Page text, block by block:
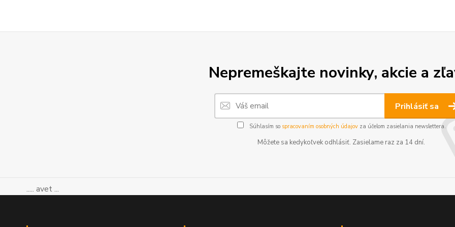
Nepremeškajte novinky, akcie a
Prihlásiť sa
Súhlasím so spracovaním osobných údajovza účelom zasielania newslettera.
Môžete sa kedykoľvek odhlásiť. Zasielame raz za 14 dní.
..... avet ...